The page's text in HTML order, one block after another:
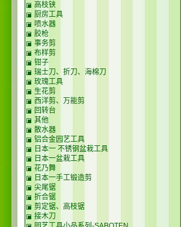
高枝铗
厨房工具
喷水器
胶枪
事务剪
布样剪
钳子
瑞士刀、折刀、海棉刀
玫瑰工具
生花剪
西洋剪、万能剪
回转台
其他
散水器
铝合金园艺工具
日本一 不锈钢盆栽工具
日本一盆栽工具
花乃舞
日本一手工锻造剪
尖尾锯
折合锯
剪定锯、高枝锯
接木刀